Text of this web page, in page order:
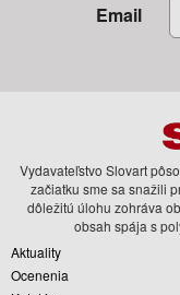
Email
Vydavateľstvo Slovart
začiatku sme sa snažili
dôležitú úlohu zohráva
obsah spája s
Aktuality
Ocenenia